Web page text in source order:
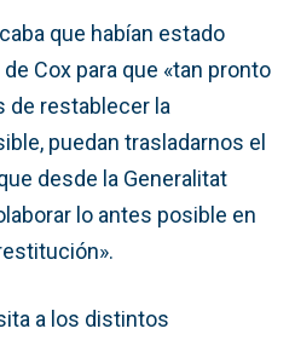
que habían estado
Cox para que «tan pronto
de restablecer la
puedan trasladarnos el
desde la Generalitat
lo antes posible en
a los distintos